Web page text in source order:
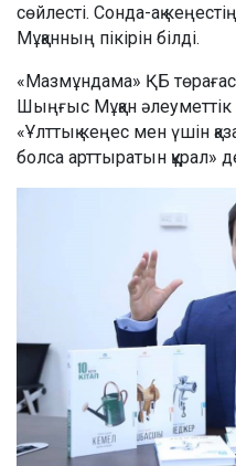
сөйлесті. Сонда-ақ
Мұқанның пікірін білді.
«Мазмұндама» ҚБ
Шыңғыс Мұқан әлеуметтік
«Ұлттық кеңес мен үшін
болса арттыратын құрал»